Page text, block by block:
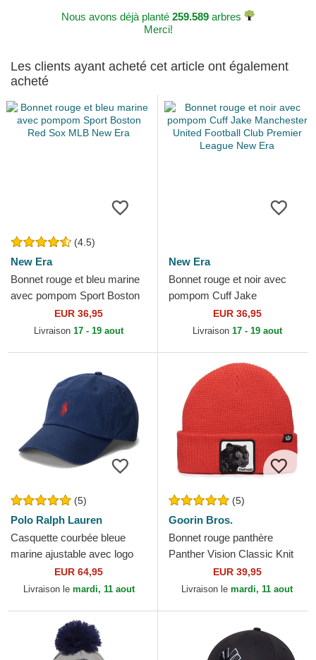
Nous avons déjà planté 259.589 arbres
Merci!
Les clients ayant acheté cet article ont également
acheté
(4.5)
New Era
Bonnet rouge et bleu marine
avec pompom Sport Boston
Red Sox MLB New Era
EUR 36,95
Livraison 17 - 19 aout
New Era
Bonnet rouge et noir avec
pompom Cuff Jake
Manchester United Football
Club Premier League New
EUR 36,95
Livraison 17 - 19 aout
(5)
Polo Ralph Lauren
Casquette courbée bleue
marine ajustable avec logo
rouge Cotton Chino Classic
Sport Polo Ralph...
EUR 64,95
Livraison le mardi, 11 aout
(5)
Goorin Bros.
Bonnet rouge panthère
Panther Vision Classic Knit
The Farm Goorin Bros.
EUR 39,95
Livraison le mardi, 11 aout